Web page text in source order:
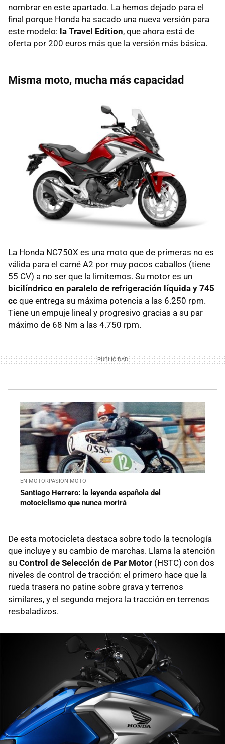
nombrar en este apartado. La hemos dejado para el
final porque Honda ha sacado una nueva versión para
este modelo: la Travel Edition, que ahora está de
oferta por 200 euros más que la versión más básica.
Misma moto, mucha más capacidad
La Honda NC750X es una moto que de primeras no es
válida para el carné A2 por muy pocos caballos (tiene
55 CV) a no ser que la limitemos. Su motor es un
bicilíndrico en paralelo de refrigeración líquida y 745
cc que entrega su máxima potencia a las 6.250 rpm.
Tiene un empuje lineal y progresivo gracias a su par
máximo de 68 Nm a las 4.750 rpm.
EN MOTORPASION MOTO
Santiago Herrero: la leyenda española del
motociclismo que nunca morirá
De esta motocicleta destaca sobre todo la tecnología
que incluye y su cambio de marchas. Llama la atención
su Control de Selección de Par Motor (HSTC) con dos
niveles de control de tracción: el primero hace que la
rueda trasera no patine sobre grava y terrenos
similares, y el segundo mejora la tracción en terrenos
resbaladizos.